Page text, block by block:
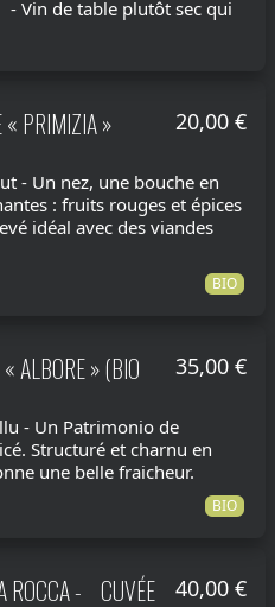
Vin de table plutôt sec qui
PRIMIZIA »
20,00 €
- Un nez, une bouche en
: fruits rouges et épices
idéal avec des viandes
BIO
ALBORE » (BIO
35,00 €
- Un Patrimonio de
Structuré et charnu en
une belle fraicheur.
BIO
ROCCA - CUVÉE
40,00 €